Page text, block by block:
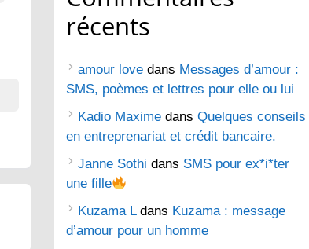
récents
amour love dans Messages d’amour :
SMS, poèmes et lettres pour elle ou lui
Kadio Maxime dans Quelques conseils
en entreprenariat et crédit bancaire.
Janne Sothi dans SMS pour ex*i*ter
une fille
Kuzama Ldans Kuzama : message
d’amour pour un homme